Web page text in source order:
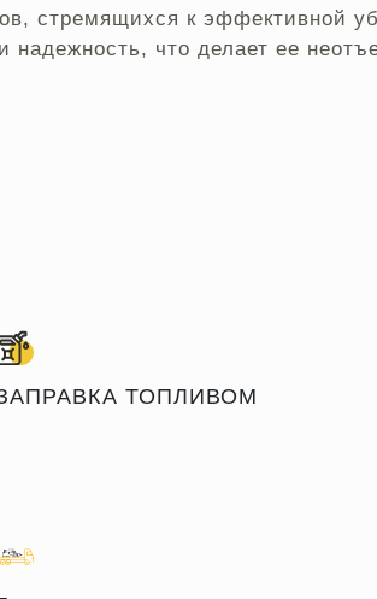
стремящихся к эффективной
надежность, что делает ее
ТОПЛИВОМ